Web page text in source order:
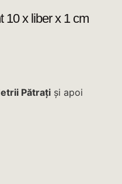
10 x liber x 1 cm
Pătrați și apoi